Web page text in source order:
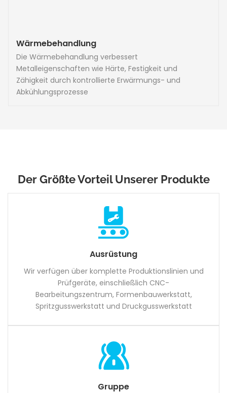
Wärmebehandlung
Die Wärmebehandlung verbessert
Metalleigenschaften wie Härte, Festigkeit und
Zähigkeit durch kontrollierte Erwärmungs- und
Abkühlungsprozesse
Der Größte Vorteil Unserer Produkte
Ausrüstung
Wir verfügen über komplette Produktionslinien und
Prüfgeräte, einschließlich CNC-
Bearbeitungszentrum, Formenbauwerkstatt,
Spritzgusswerkstatt und Druckgusswerkstatt
Gruppe